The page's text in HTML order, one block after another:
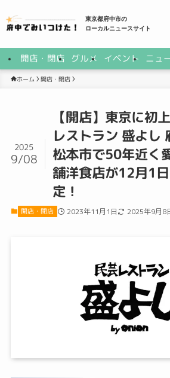
東京都府中市の
ローカルニュースサイト
開店・閉店 グルメ イベント ニュ
ホーム 開店・閉店
【開店】東京に初
レストラン 盛よし
松本市で50年近く
舗洋食店が12月1
定！
2025
9/08
開店・閉店 2023年11月1日 2025年9月8